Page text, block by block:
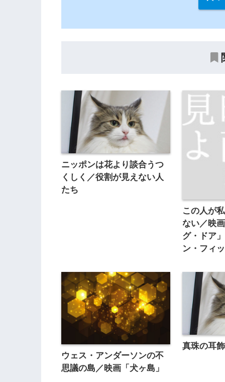
ニッポンは花より談合うつ
くしく／役割が見えない人
たち
この人が
ない／映
グ・ドア
ン・フィ
ウェス・アンダーソンの不
思議の島／映画「犬ヶ島」
真珠の耳